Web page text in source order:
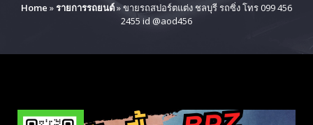
Home »รายการรถยนต์»ขายรถสปอร์ตแต่ง ชลบุรี รถซิ่ง โทร 099 456
2455 id @aod456